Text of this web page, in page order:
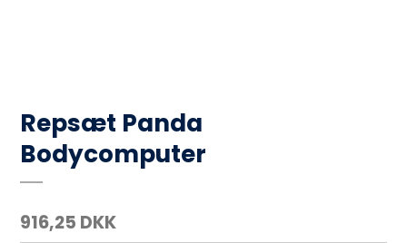
Repsæt Panda
Bodycomputer
916,25 DKK